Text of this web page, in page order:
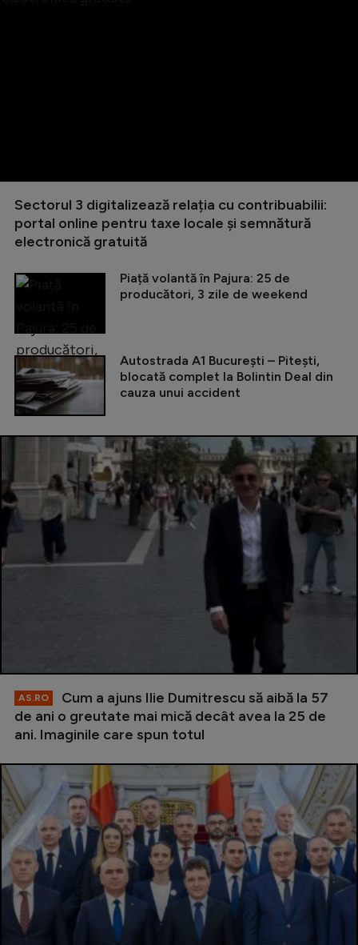
Sectorul 3 digitalizează relația cu contribuabilii:
portal online pentru taxe locale și semnătură
electronică gratuită
Piață volantă în Pajura: 25 de
producători, 3 zile de weekend
Autostrada A1 București – Pitești,
blocată complet la Bolintin Deal din
cauza unui accident
AS.RO
Cum a ajuns Ilie Dumitrescu să aibă la 57
de ani o greutate mai mică decât avea la 25 de
ani. Imaginile care spun totul